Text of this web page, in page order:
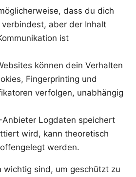
dass du dich
verbindest, aber der Inhalt
ist
können dein Verhalten
Fingerprinting und
verfolgen, unabhängig
Anbieter Logdaten speichert
wird, kann theoretisch
werden.
wichtig sind, um geschützt zu